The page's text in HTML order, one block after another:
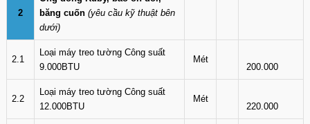
2
băng cuốn (yêu cầu kỹ thuật bên
dưới)
2.1
Loại máy treo tường Công suất
9.000BTU
Mét
200.000
2.2
Loại máy treo tường Công suất
12.000BTU
Mét
220.000